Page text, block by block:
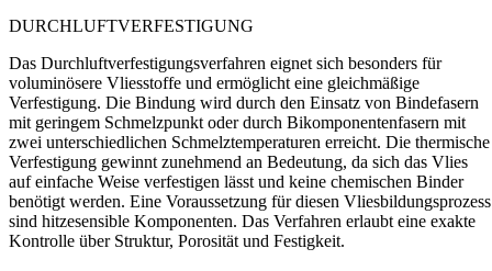
DURCHLUFTVERFESTIGUNG
Das Durchluftverfestigungsverfahren eignet sich besonders für
voluminösere Vliesstoffe und ermöglicht eine gleichmäßige
Verfestigung. Die Bindung wird durch den Einsatz von Bindefasern
mit geringem Schmelzpunkt oder durch Bikomponentenfasern mit
zwei unterschiedlichen Schmelztemperaturen erreicht. Die thermische
Verfestigung gewinnt zunehmend an Bedeutung, da sich das Vlies
auf einfache Weise verfestigen lässt und keine chemischen Binder
benötigt werden. Eine Voraussetzung für diesen Vliesbildungsprozess
sind hitzesensible Komponenten. Das Verfahren erlaubt eine exakte
Kontrolle über Struktur, Porosität und Festigkeit.